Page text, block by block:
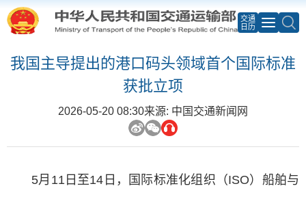
交通
日历
我国主导提出的港口码头领域首个国际标准
获批立项
2026-05-20 08:30来源: 中国交通新闻网
5月11日至14日，国际标准化组织（ISO）船舶与